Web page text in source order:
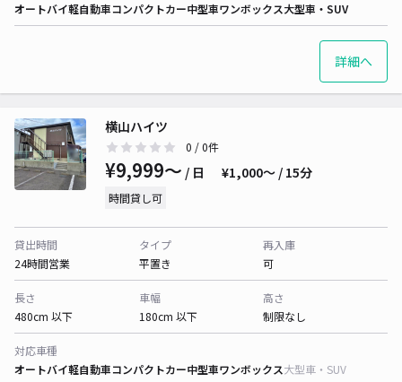
オートバイ軽自動車コンパクトカー中型車ワンボックス大型車・SUV
詳細へ
横山ハイツ
0 / 0件
¥9,999〜 / 日 ¥1,000〜 / 15分
時間貸し可
貸出時間
24時間営業
タイプ
平置き
再入庫
可
長さ
480cm 以下
車幅
180cm 以下
高さ
制限なし
対応車種
オートバイ軽自動車コンパクトカー中型車ワンボックス大型車・SUV